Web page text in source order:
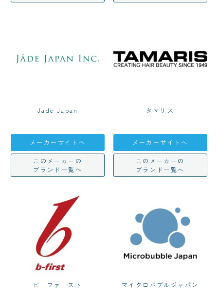
Jade Japan
メーカーサイトへ
このメーカーの
ブランド一覧へ
タマリス
メーカーサイトへ
このメーカーの
ブランド一覧へ
ビーファースト マイクロバブルジャパン